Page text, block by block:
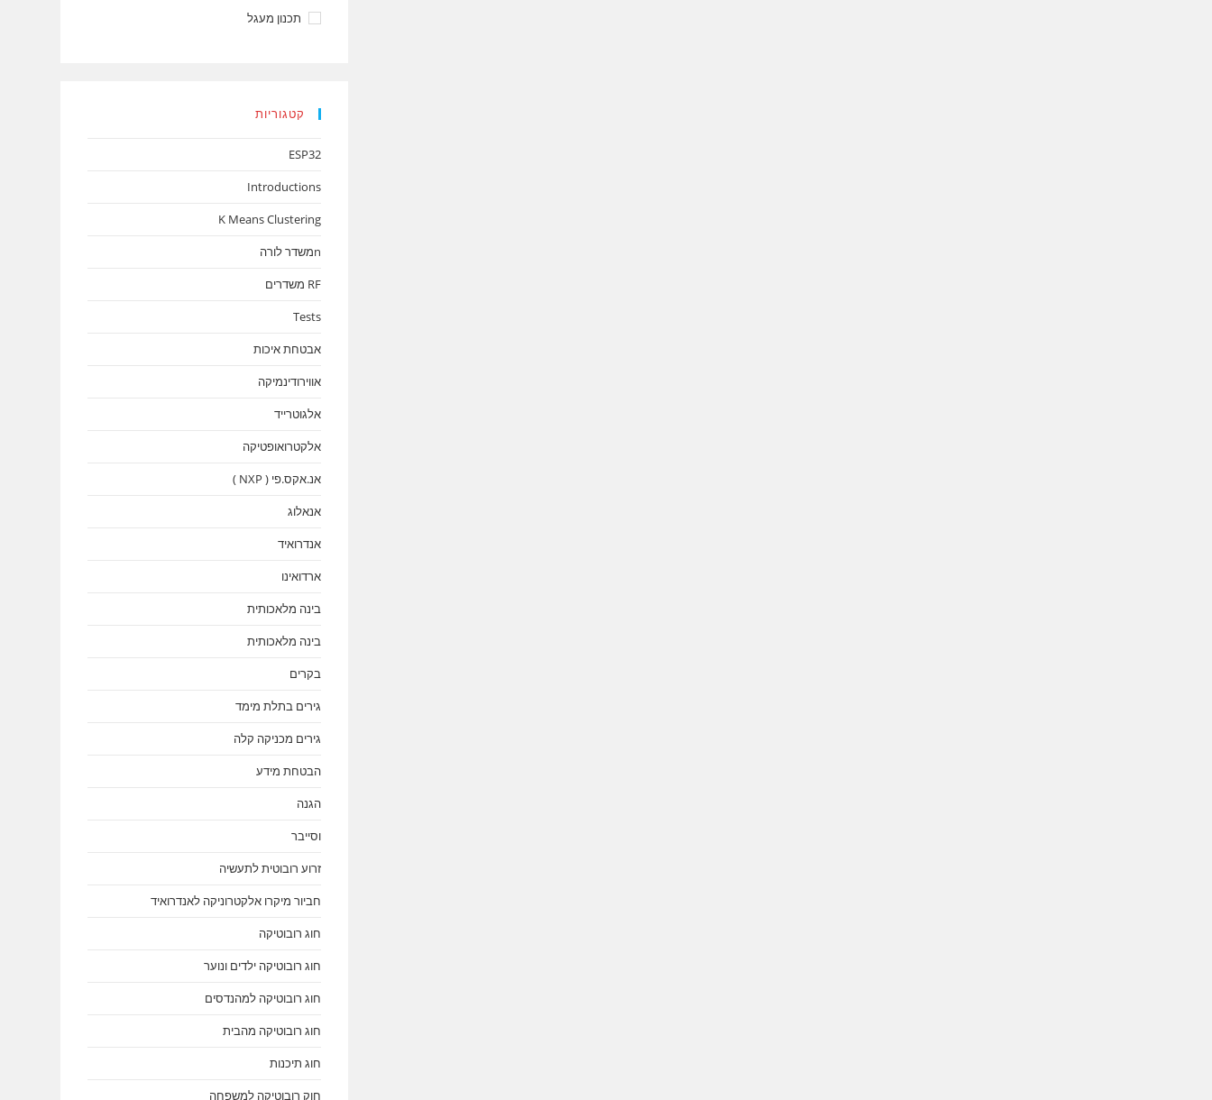
תכנון מעגל
קטגוריות
ESP32
Introductions
K Means Clustering
nמשדר לורה
RF משדרים
Tests
אבטחת איכות
אווירודינמיקה
אלגוטרייד
אלקטרואופטיקה
אנ.אקס.פי ( NXP )
אנאלוג
אנדרואיד
ארדואינו
בינה מלאכותית
בינה מלאכותית
בקרים
גירים בתלת מימד
גירים מכניקה קלה
הבטחת מידע
הגנה
וסייבר
זרוע רובוטית לתעשיה
חביור מיקרו אלקטרוניקה לאנדרואיד
חוג רובוטיקה
חוג רובוטיקה ילדים ונוער
חוג רובוטיקה למהנדסים
חוג רובוטיקה מהבית
חוג תיכנות
חוק רובוטיקה למשפחה